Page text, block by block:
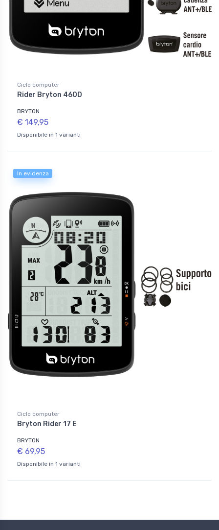
Ciclo computer
Rider Bryton 460D
BRYTON
€ 149,95
Disponibile in 1 varianti
In evidenza
Ciclo computer
Bryton Rider 17 E
BRYTON
€ 69,95
Disponibile in 1 varianti